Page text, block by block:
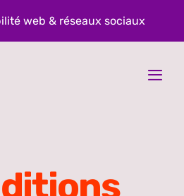
web & réseaux sociaux